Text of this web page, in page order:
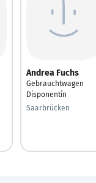
Andrea Fuchs
Gebrauchtwagen
Disponentin
Saarbrücken